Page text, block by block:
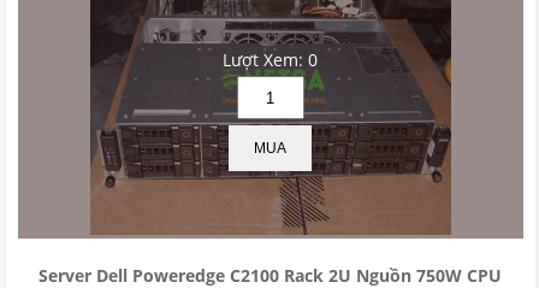
Lượt Xem: 0
MUA
Server Dell Poweredge C2100 Rack 2U Nguồn 750W CPU